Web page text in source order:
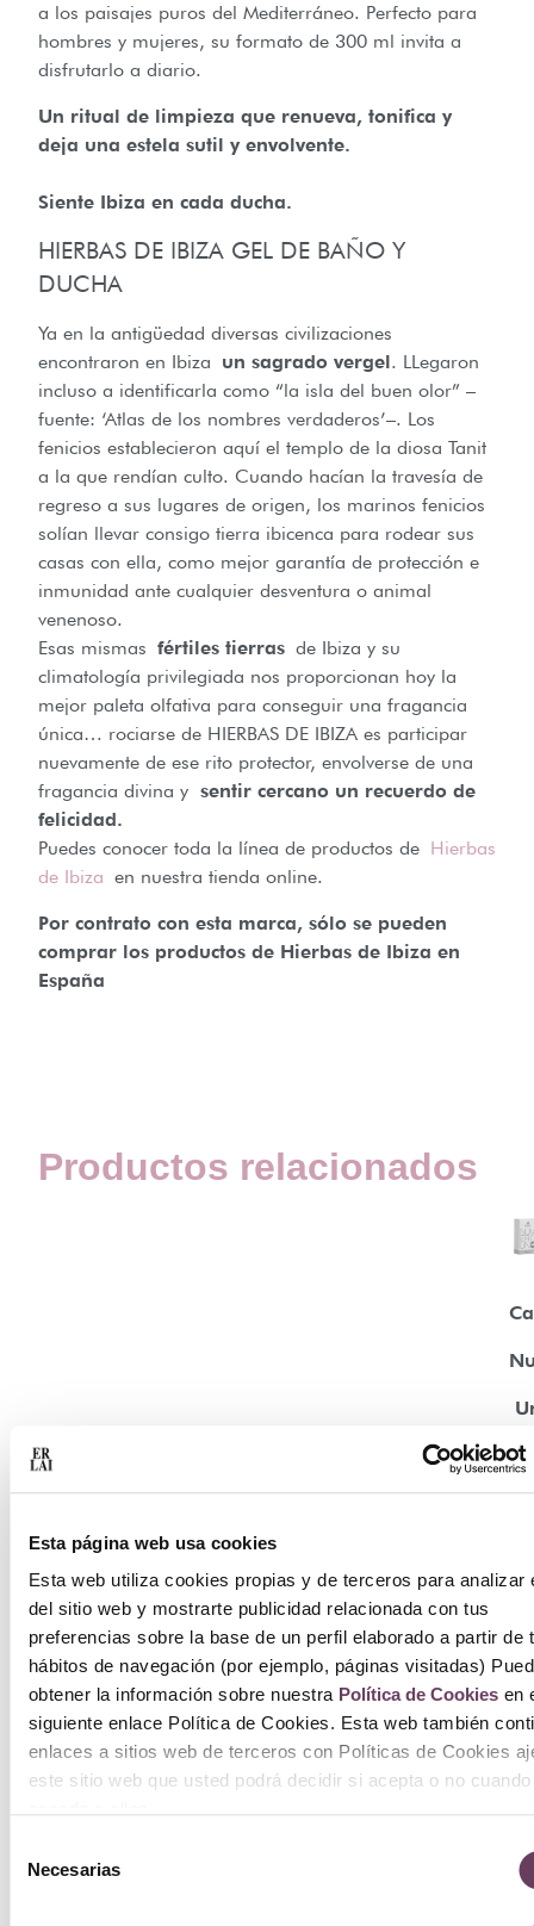
Esta página web usa cookies
Esta web utiliza cookies propias y de terceros para analizar
del sitio web y mostrarte publicidad relacionada con tus
preferencias sobre la base de un perfil elaborado a partir de
hábitos de navegación (por ejemplo, páginas visitadas)
obtener la información sobre nuestra Política de Cookiesen
siguiente enlace Política de Cookies. Esta web también
enlaces a sitios web de terceros con Políticas de Cookies
este sitio web que usted podrá decidir si acepta o no cuando
Necesarias
a los paisajes puros del Mediterráneo. Perfecto para
hombres y mujeres, su formato de 300 ml invita a
disfrutarlo a diario.
Un ritual de limpieza que renueva, tonifica y
deja una estela sutil y envolvente.
Siente Ibiza en cada ducha.
HIERBAS DE IBIZA GEL DE BAÑO Y
DUCHA
Ya en la antigüedad diversas civilizaciones
encontraron en Ibiza un sagrado vergel. LLegaron
incluso a identificarla como “la isla del buen olor” –
fuente: ‘Atlas de los nombres verdaderos’–. Los
fenicios establecieron aquí el templo de la diosa Tanit
a la que rendían culto. Cuando hacían la travesía de
regreso a sus lugares de origen, los marinos fenicios
solían llevar consigo tierra ibicenca para rodear sus
casas con ella, como mejor garantía de protección e
inmunidad ante cualquier desventura o animal
venenoso.
Esas mismas fértiles tierras de Ibiza y su
climatología privilegiada nos proporcionan hoy la
mejor paleta olfativa para conseguir una fragancia
única… rociarse de HIERBAS DE IBIZA es participar
nuevamente de ese rito protector, envolverse de una
fragancia divina y sentir cercano un recuerdo de
felicidad.
Puedes conocer toda la línea de productos de Hierbas
de Ibiza en nuestra tienda online.
Por contrato con esta marca, sólo se pueden
comprar los productos de Hierbas de Ibiza en
España
Productos relacionados